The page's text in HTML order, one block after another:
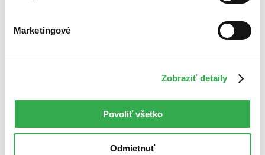
Marketingové
Zobraziť detaily
Povoliť všetko
Odmietnuť